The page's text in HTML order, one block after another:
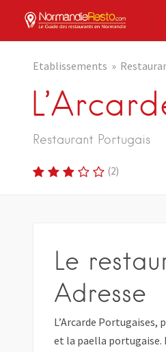
Etablissements
Restaurant Portugais
(2)
Le
Adresse
L’Arcarde
et la paella portugaise.